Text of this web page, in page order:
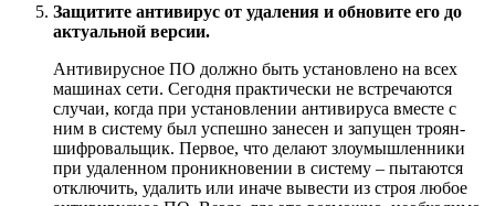
Защитите антивирус от удаления и обновите его до
актуальной версии.
Антивирусное ПО должно быть установлено на всех
машинах сети. Сегодня практически не встречаются
случаи, когда при установлении антивируса вместе с
ним в систему был успешно занесен и запущен троян-
шифровальщик. Первое, что делают злоумышленники
при удаленном проникновении в систему – пытаются
отключить, удалить или иначе вывести из строя любое